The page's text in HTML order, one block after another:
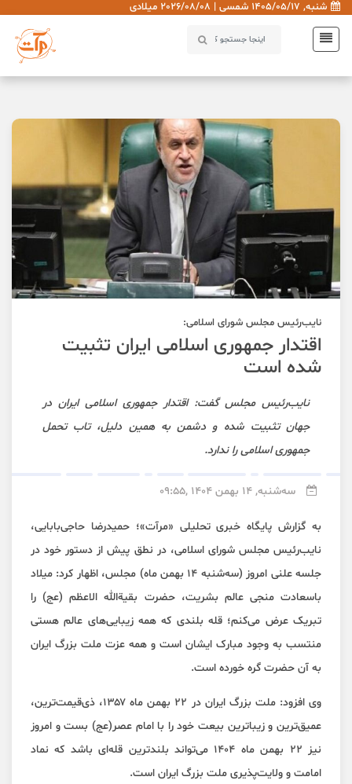
شنبه, 1405/05/17 شمسی | 2026/08/08 میلادی
نایب‌رئیس مجلس شورای اسلامی:
اقتدار جمهوری اسلامی ایران تثبیت
شده است
نایب‌رئیس مجلس گفت: اقتدار جمهوری اسلامی ایران در
جهان تثبیت شده و دشمن به همین دلیل، تاب تحمل
جمهوری اسلامی را ندارد.
سه‌شنبه, 14 بهمن 1404 ,09:55
به گزارش پایگاه خبری تحلیلی «مرآت»؛ حمیدرضا حاجی‌بابایی،
نایب‌رئیس مجلس شورای اسلامی، در نطق پیش از دستور خود در
جلسه علنی امروز (سه‌شنبه ۱۴ بهمن ماه) مجلس، اظهار کرد: میلاد
باسعادت منجی عالم بشریت، حضرت بقیة‌الله الاعظم (عج) را
تبریک عرض می‌کنم؛ قله بلندی که همه زیبایی‌های عالم هستی
منتسب به وجود مبارک ایشان است و همه عزت ملت بزرگ ایران
به آن حضرت گره خورده است.
وی افزود: ملت بزرگ ایران در ۲۲ بهمن ماه ۱۳۵۷، ذی‌قیمت‌ترین،
عمیق‌ترین و زیباترین بیعت خود را با امام عصر(عج) بست و امروز
نیز ۲۲ بهمن ماه ۱۴۰۴ می‌تواند بلندترین قله‌ای باشد که نماد
امامت و ولایت‌پذیری ملت بزرگ ایران است.